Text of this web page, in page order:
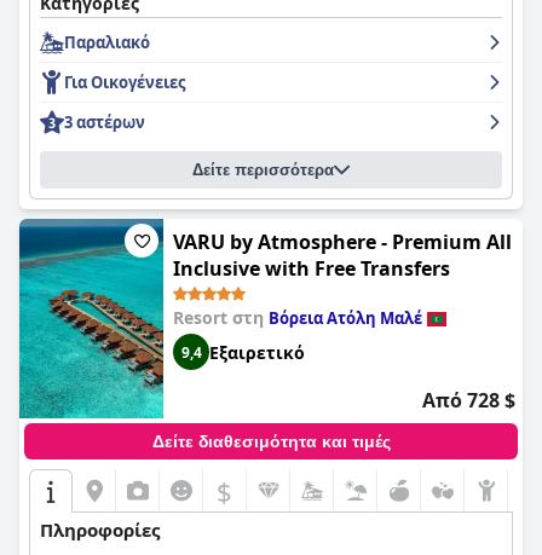
Παραλιακό
Για Οικογένειες
3 αστέρων
Δείτε περισσότερα
VARU by Atmosphere - Premium All
Inclusive with Free Transfers
Resort στη Βόρεια Ατόλη Μαλέ
9,4 Εξαιρετικό
Από 728 $
Δείτε διαθεσιμότητα και τιμές
$
Πληροφορίες